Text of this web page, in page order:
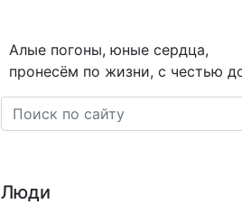
Алые погоны, юные сердца,
пронесём по жизни, с честью
Люди